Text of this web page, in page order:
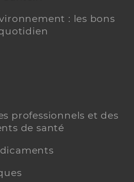
: les bons
professionnels et des
de santé